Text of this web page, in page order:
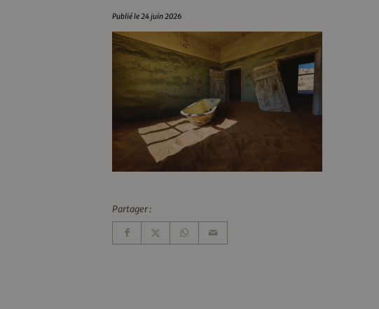
Publié le 24 juin 2026
Partager :